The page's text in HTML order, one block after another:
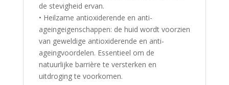
de stevigheid ervan.
• Heilzame antioxiderende en anti-
ageingeigenschappen: de huid wordt voorzien
van geweldige antioxiderende en anti-
ageingvoordelen. Essentieel om de
natuurlijke barrière te versterken en
uitdroging te voorkomen.